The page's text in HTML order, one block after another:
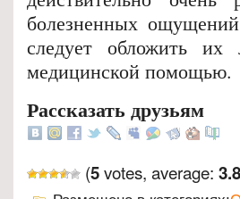
болезненных
следует обложить их
медицинской помощью.
Рассказать друзьям
(5votes, average: